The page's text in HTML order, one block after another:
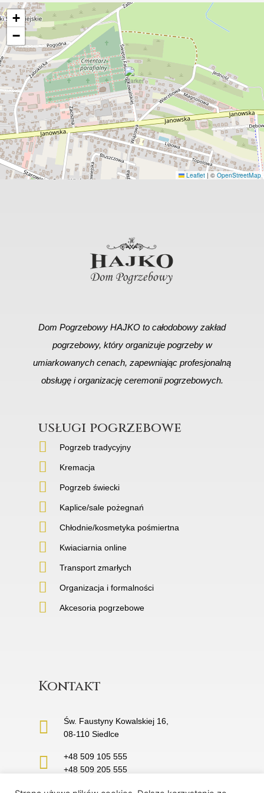
+
−
Leaflet | © OpenStreetMap
Dom Pogrzebowy HAJKO to całodobowy zakład
pogrzebowy, który organizuje pogrzeby w
umiarkowanych cenach, zapewniając profesjonalną
obsługę i organizację ceremonii pogrzebowych.
usługi pogrzebowe
Pogrzeb tradycyjny
Kremacja
Pogrzeb świecki
Kaplice/sale pożegnań
Chłodnie/kosmetyka pośmiertna
Kwiaciarnia online
Transport zmarłych
Organizacja i formalności
Akcesoria pogrzebowe
Kontakt
Św. Faustyny Kowalskiej 16,
08-110 Siedlce
+48 509 105 555
+48 509 205 555